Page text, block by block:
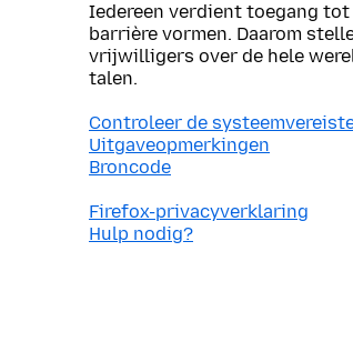
Iedereen verdient toegang
barrière vormen. Daarom
vrijwilligers over de hele
talen.
Controleer de
Uitgaveopmerkingen
Broncode
Firefox-privacyverklaring
Hulp nodig?